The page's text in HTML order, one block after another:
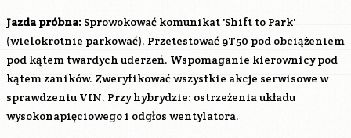
Jazda próbna: Sprowokować komunikat 'Shift to Park'
(wielokrotnie parkować). Przetestować 9T50 pod obciążeniem
pod kątem twardych uderzeń. Wspomaganie kierownicy pod
kątem zaników. Zweryfikować wszystkie akcje serwisowe w
sprawdzeniu VIN. Przy hybrydzie: ostrzeżenia układu
wysokonapięciowego i odgłos wentylatora.